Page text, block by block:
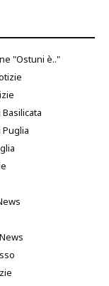
"Ostuni è.."